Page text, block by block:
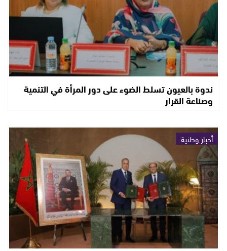
ندوة بالعيون تسلط الضوء على دور المرأة في التنمية
وصناعة القرار
أخبار وطنية